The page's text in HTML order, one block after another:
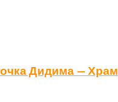
Дидима — Храм